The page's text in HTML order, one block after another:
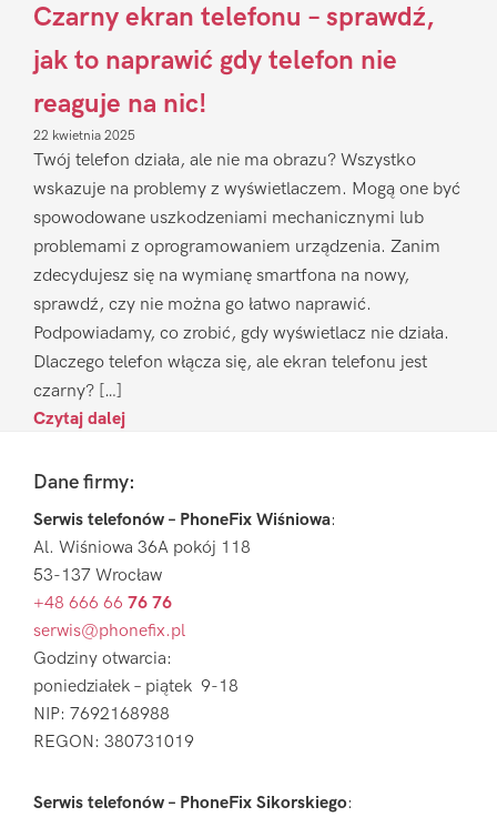
Czarny ekran telefonu – sprawdź,
jak to naprawić gdy telefon nie
reaguje na nic!
22 kwietnia 2025
Twój telefon działa, ale nie ma obrazu? Wszystko
wskazuje na problemy z wyświetlaczem. Mogą one być
spowodowane uszkodzeniami mechanicznymi lub
problemami z oprogramowaniem urządzenia. Zanim
zdecydujesz się na wymianę smartfona na nowy,
sprawdź, czy nie można go łatwo naprawić.
Podpowiadamy, co zrobić, gdy wyświetlacz nie działa.
Dlaczego telefon włącza się, ale ekran telefonu jest
czarny? […]
Czytaj dalej
FooterDane firmy:
Serwis telefonów – PhoneFix Wiśniowa:
Al. Wiśniowa 36A pokój 118
53-137 Wrocław
+48 666 66 76 76
serwis@phonefix.pl
Godziny otwarcia:
poniedziałek – piątek 9-18
NIP: 7692168988
REGON: 380731019
Serwis telefonów – PhoneFix Sikorskiego: